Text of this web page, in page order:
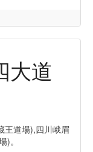
大道
王道場),四川峨眉
。